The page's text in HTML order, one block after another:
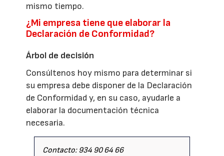
mismo tiempo.
¿Mi empresa tiene que elaborar la
Declaración de Conformidad?
Árbol de decisión
Consúltenos hoy mismo para determinar si
su empresa debe disponer de la Declaración
de Conformidad y, en su caso, ayudarle a
elaborar la documentación técnica
necesaria.
Contacto: 934 90 64 66